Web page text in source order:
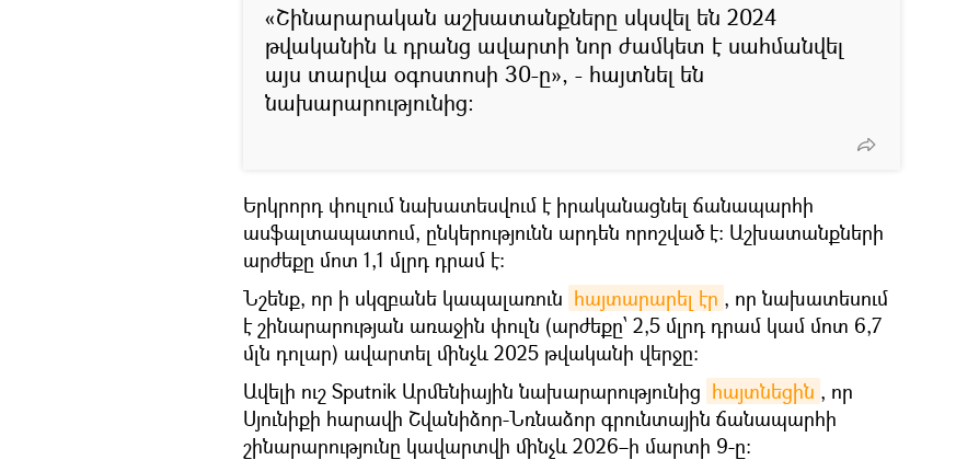
«Շինարարական աշխատանքները սկսվել են 2024
թվականին և դրանց ավարտի նոր ժամկետ է սահմանվել
այս տարվա օգոստոսի 30-ը», - հայտնել են
նախարարությունից:
Երկրորդ փուլում նախատեսվում է իրականացնել ճանապարհի
ասֆալտապատում, ընկերությունն արդեն որոշված է։ Աշխատանքների
արժեքը մոտ 1,1 մլրդ դրամ է։
Նշենք, որ ի սկզբանե կապալառուն հայտարարել էր , որ նախատեսում
է շինարարության առաջին փուլն (արժեքը՝ 2,5 մլրդ դրամ կամ մոտ 6,7
մլն դոլար) ավարտել մինչև 2025 թվականի վերջը։
Ավելի ուշ Sputnik Արմենիային նախարարությունից հայտնեցին , որ
Սյունիքի հարավի Շվանիձոր-Նռնաձոր գրունտային ճանապարհի
շինարարությունը կավարտվի մինչև 2026–ի մարտի 9-ը։